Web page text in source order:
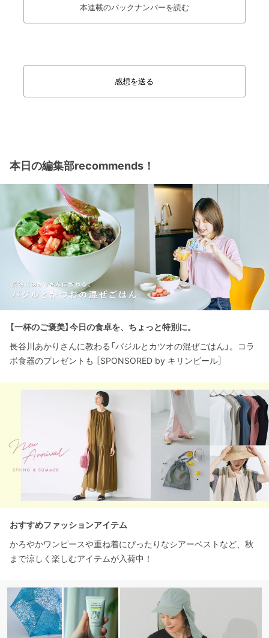
本連載のバックナンバーを読む
感想を送る
本日の編集部recommends！
【一杯のご褒美】今日の食卓を、ちょっと特別に。
長谷川あかりさんに教わる「バジルとカツオの混ぜごはん」。コラ
ボ食器のプレゼントも ［SPONSORED by キリンビール］
おすすめファッションアイテム
かろやかワンピースや重ね着にぴったりなシアーベストなど、秋
まで涼しく楽しむアイテムが入荷中！